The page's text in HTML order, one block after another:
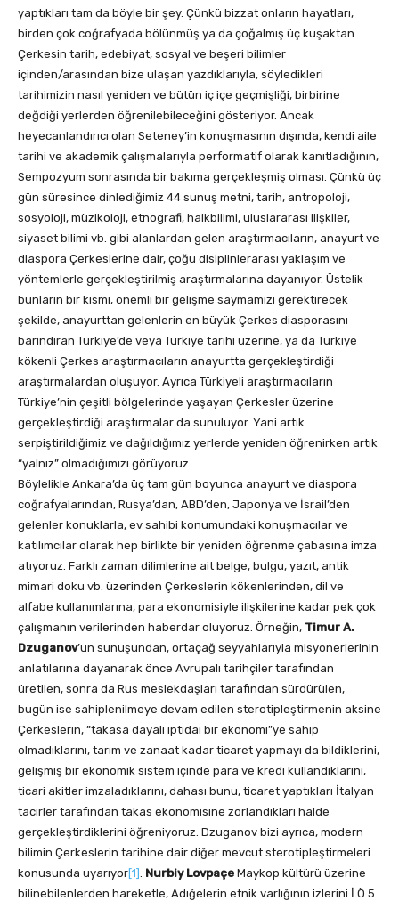
yaptıkları tam da böyle bir şey. Çünkü bizzat onların hayatları,
birden çok coğrafyada bölünmüş ya da çoğalmış üç kuşaktan
Çerkesin tarih, edebiyat, sosyal ve beşeri bilimler
içinden/arasından bize ulaşan yazdıklarıyla, söyledikleri
tarihimizin nasıl yeniden ve bütün iç içe geçmişliği, birbirine
değdiği yerlerden öğrenilebileceğini gösteriyor. Ancak
heyecanlandırıcı olan Seteney’in konuşmasının dışında, kendi aile
tarihi ve akademik çalışmalarıyla performatif olarak kanıtladığının,
Sempozyum sonrasında bir bakıma gerçekleşmiş olması. Çünkü üç
gün süresince dinlediğimiz 44 sunuş metni, tarih, antropoloji,
sosyoloji, müzikoloji, etnografi, halkbilimi, uluslararası ilişkiler,
siyaset bilimi vb. gibi alanlardan gelen araştırmacıların, anayurt ve
diaspora Çerkeslerine dair, çoğu disiplinlerarası yaklaşım ve
yöntemlerle gerçekleştirilmiş araştırmalarına dayanıyor. Üstelik
bunların bir kısmı, önemli bir gelişme saymamızı gerektirecek
şekilde, anayurttan gelenlerin en büyük Çerkes diasporasını
barındıran Türkiye’de veya Türkiye tarihi üzerine, ya da Türkiye
kökenli Çerkes araştırmacıların anayurtta gerçekleştirdiği
araştırmalardan oluşuyor. Ayrıca Türkiyeli araştırmacıların
Türkiye’nin çeşitli bölgelerinde yaşayan Çerkesler üzerine
gerçekleştirdiği araştırmalar da sunuluyor. Yani artık
serpiştirildiğimiz ve dağıldığımız yerlerde yeniden öğrenirken artık
“yalnız” olmadığımızı görüyoruz.
Böylelikle Ankara’da üç tam gün boyunca anayurt ve diaspora
coğrafyalarından, Rusya’dan, ABD’den, Japonya ve İsrail’den
gelenler konuklarla, ev sahibi konumundaki konuşmacılar ve
katılımcılar olarak hep birlikte bir yeniden öğrenme çabasına imza
atıyoruz. Farklı zaman dilimlerine ait belge, bulgu, yazıt, antik
mimari doku vb. üzerinden Çerkeslerin kökenlerinden, dil ve
alfabe kullanımlarına, para ekonomisiyle ilişkilerine kadar pek çok
çalışmanın verilerinden haberdar oluyoruz. Örneğin, Timur A.
Dzuganov’un sunuşundan, ortaçağ seyyahlarıyla misyonerlerinin
anlatılarına dayanarak önce Avrupalı tarihçiler tarafından
üretilen, sonra da Rus meslekdaşları tarafından sürdürülen,
bugün ise sahiplenilmeye devam edilen sterotipleştirmenin aksine
Çerkeslerin, “takasa dayalı iptidai bir ekonomi”ye sahip
olmadıklarını, tarım ve zanaat kadar ticaret yapmayı da bildiklerini,
gelişmiş bir ekonomik sistem içinde para ve kredi kullandıklarını,
ticari akitler imzaladıklarını, dahası bunu, ticaret yaptıkları İtalyan
tacirler tarafından takas ekonomisine zorlandıkları halde
gerçekleştirdiklerini öğreniyoruz. Dzuganov bizi ayrıca, modern
bilimin Çerkeslerin tarihine dair diğer mevcut sterotipleştirmeleri
konusunda uyarıyor[1] Nurbiy Lovpaçe Maykop kültürü üzerine
bilinebilenlerden hareketle, Adığelerin etnik varlığının izlerini İ.Ö 5